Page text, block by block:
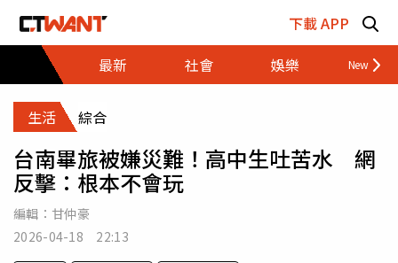
下載 APP
最新
社會 娛樂 財經
生活 綜合
台南畢旅被嫌災難！高中生吐苦水 網
反擊：根本不會玩
編輯： 甘仲豪
2026-04-18 22:13